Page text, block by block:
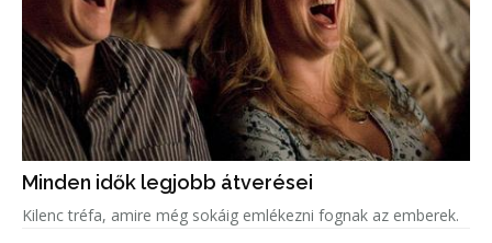
Minden idők legjobb átverései
Kilenc tréfa, amire még sokáig emlékezni fognak az emberek.